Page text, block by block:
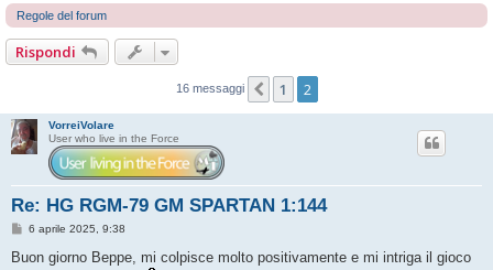
Regole del forum
Rispondi
16 messaggi Precedente
1 2
VorreiVolare
User who live in the Force
Re: HG RGM-79 GM SPARTAN 1:144
M
s
6 aprile 2025, 9:38
Buon giorno Beppe, mi colpisce molto positivamente e mi intriga il gioco